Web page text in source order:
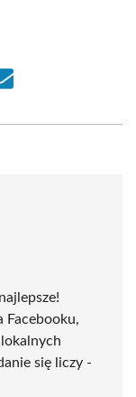
Facebooku,
się liczy -